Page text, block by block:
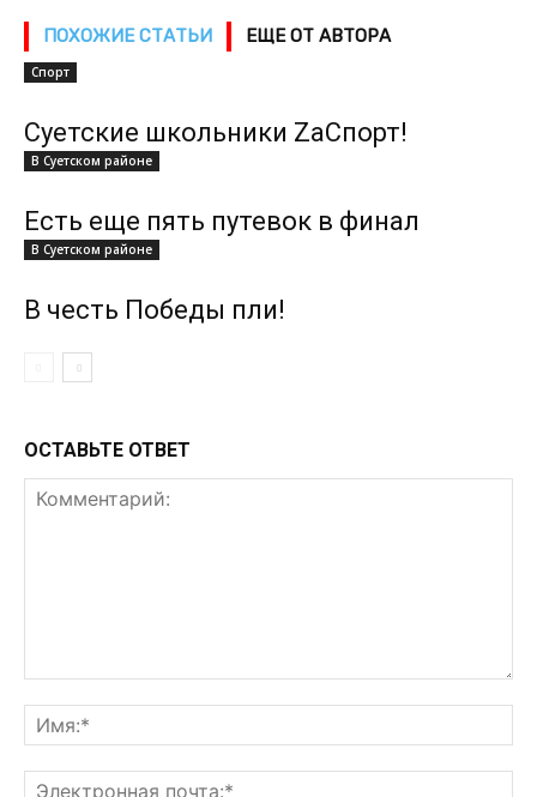
ПОХОЖИЕ СТАТЬИ ЕЩЕ ОТ АВТОРА
Спорт
Суетские школьники ZаСпорт!
В Суетском районе
Есть еще пять путевок в финал
В Суетском районе
В честь Победы пли!
ОСТАВЬТЕ ОТВЕТ